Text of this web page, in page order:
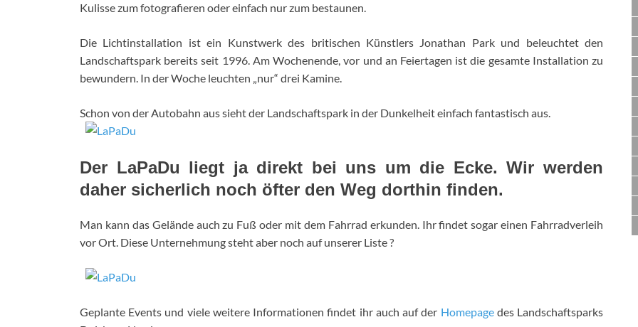
Kulisse zum fotografieren oder einfach nur zum bestaunen.
Die Lichtinstallation ist ein Kunstwerk des britischen Künstlers Jonathan Park und beleuchtet den
Landschaftspark bereits seit 1996. Am Wochenende, vor und an Feiertagen ist die gesamte Installation zu
bewundern. In der Woche leuchten „nur“ drei Kamine.
Schon von der Autobahn aus sieht der Landschaftspark in der Dunkelheit einfach fantastisch aus.
Der LaPaDu liegt ja direkt bei uns um die Ecke. Wir werden
daher sicherlich noch öfter den Weg dorthin finden.
Man kann das Gelände auch zu Fuß oder mit dem Fahrrad erkunden. Ihr findet sogar einen Fahrradverleih
vor Ort. Diese Unternehmung steht aber noch auf unserer Liste ?
Geplante Events und viele weitere Informationen findet ihr auch auf der Homepagedes Landschaftsparks